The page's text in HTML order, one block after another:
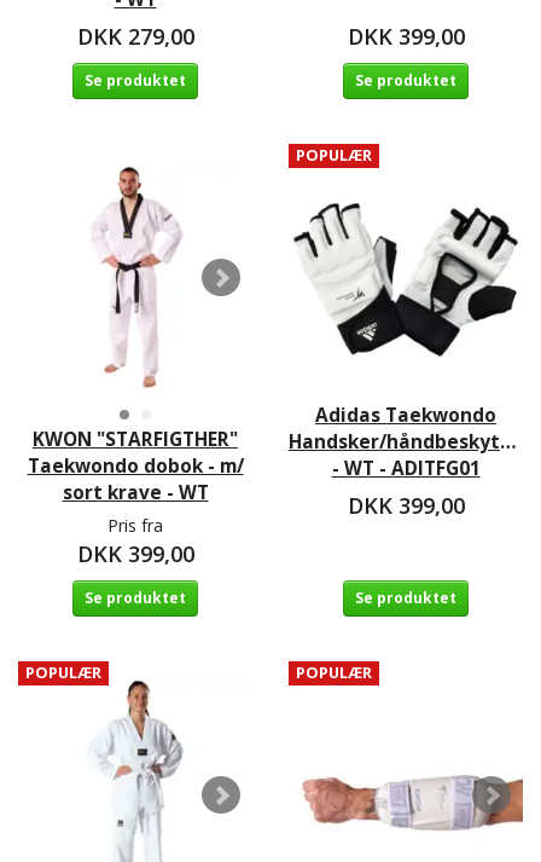
DKK 279,00
Se produktet
DKK 399,00
Se produktet
KWON "STARFIGTHER"
Taekwondo dobok - m/
sort krave - WT
Pris fra
DKK 399,00
Se produktet
POPULÆR
Adidas Taekwondo
Handsker/håndbeskytter
- WT - ADITFG01
DKK 399,00
Se produktet
POPULÆR POPULÆR